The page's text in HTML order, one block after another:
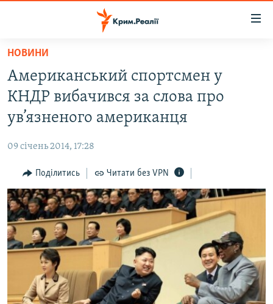
Перейти
основного
матеріалу
Перейти
до
основної
Перейти
до
пошуку
ВОДА.КРИМ
ВІДЕО ТА ФОТО
БЛОГИ
ПОГЛЯД
ІНТЕРВ'Ю
ВСЕ ЗА ДЕНЬ
СПЕЦПРОЕКТИ
ДЕПОРТАЦІЯ
ВІДЕОУРОКИ «ELIFBE»
ЯК ОБІЙТИ БЛОКУВАННЯ
Русский
НОВИНИ
Американський спортсмен у
КНДР вибачився за слова про
ув’язненого американця
09 січень 2014, 17:28
Поділитись Читати без VPN